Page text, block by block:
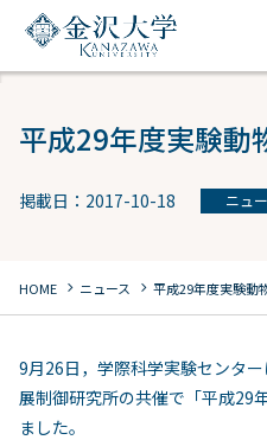
平成29年度実験動
掲載日：2017-10-18 ニュ
HOME chevron_right ニュース chevron_right 平成29年度実験動
9月26日，学際科学実験センタ
展制御研究所の共催で「平成29
ました。